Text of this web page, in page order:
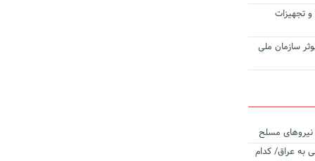
و تجهیزات
سازمان ملی
نیروهای مسلح
به عراق/ کدام